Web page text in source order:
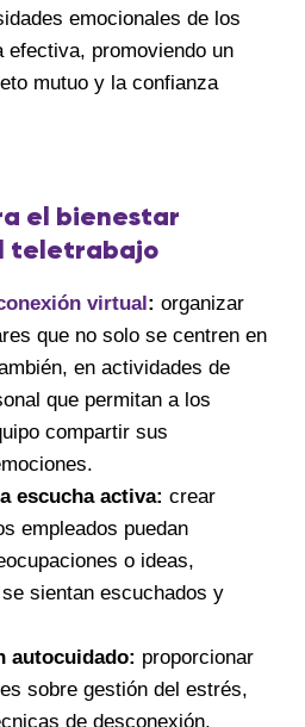
emocionales de los
efectiva, promoviendo un
mutuo y la confianza
el bienestar
teletrabajo
virtual: organizar
que no solo se centren en
en actividades de
que permitan a los
compartir sus
escucha activa: crear
empleados puedan
o ideas,
sientan escuchados y
autocuidado: proporcionar
sobre gestión del estrés,
de desconexión,